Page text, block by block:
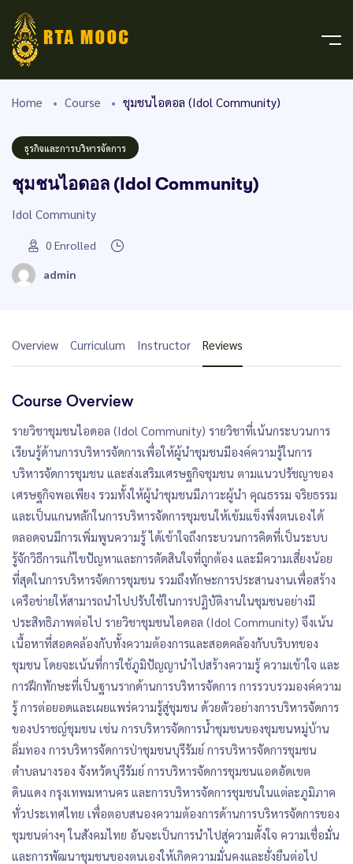
Home Course ชุมชนไอดอล (Idol Community)
ธุรกิจและการบริหารจัดการ
ชุมชนไอดอล (Idol Community)
Idol Community
0 Enrolled
admin
Overview Curriculum Instructor Reviews
Course Overview
รายวิชาชุมชนไอดอล (Idol Community) รายวิชาที่เน้นกระบวนการ
เรียนรู้ด้านการบริหารจัดการเพื่อให้ผู้นำชุมชนมีองค์ความรู้ในการ
บริหารจัดการชุมชน และส่งเสริมเศรษฐกิจชุมชน ตามแนวปรัชญาของ
เศรษฐกิจพอเพียง รวมทั้งให้ผู้นำชุมชนมีภาวะผู้นำ คุณธรรม จริยธรรม
และเป็นแกนหลักในการบริหารจัดการชุมชนให้เข้มแข็งพึ่งตนเองได้
ตลอดจนมีการเพิ่มพูนความรู้ ได้เข้าใจถึงกระบวนการคิดที่เป็นระบบ
รู้จักวิธีการแก้ไขปัญหาและการตัดสินใจที่ถูกต้อง และมีความเสี่ยงน้อย
ที่สุดในการบริหารจัดการชุมชน รวมถึงทักษะการประสานงานเพื่อสร้าง
เครือข่ายให้สามารถนำไปปรับใช้ในการปฏิบัติงานในชุมชนอย่างมี
ประสิทธิภาพต่อไป รายวิชาชุมชนไอดอล (Idol Community) จึงเน้น
เนื้อหาที่สอดคล้องกับทั้งความต้องการและสอดคล้องกับบริบทของ
ชุมชน โดยจะเน้นที่การใช้ภูมิปัญญานำไปสร้างความรู้ ความเข้าใจ และ
การฝึกทักษะที่เป็นฐานรากด้านการบริหารจัดการ การรวบรวมองค์ความ
รู้ การต่อยอดและเผยแพร่ความรู้สู่ชุมชน ด้วยตัวอย่างการบริหารจัดการ
ของปราชญ์ชุมชน เช่น การบริหารจัดการน้ำชุมชนของชุมชนหมู่บ้าน
ลิ่มทอง การบริหารจัดการป่าชุมชนบุรีรัมย์ การบริหารจัดการชุมชน
ตำบลนางรอง จังหวัดบุรีรัมย์ การบริหารจัดการชุมชนแอดอัดเขต
ดินแดง กรุงเทพมหานคร และการบริหารจัดการชุมชนในแต่ละภูมิภาค
ทั่วประเทศไทย เพื่อตอบสนองความต้องการด้านการบริหารจัดการของ
ชุมชนต่างๆ ในสังคมไทย อันจะเป็นการนำไปสู่ความตั้งใจ ความเชื่อมั่น
และการพัฒนาชุมชนของตนเองให้เกิดความมั่นคงและยั่งยืนต่อไป